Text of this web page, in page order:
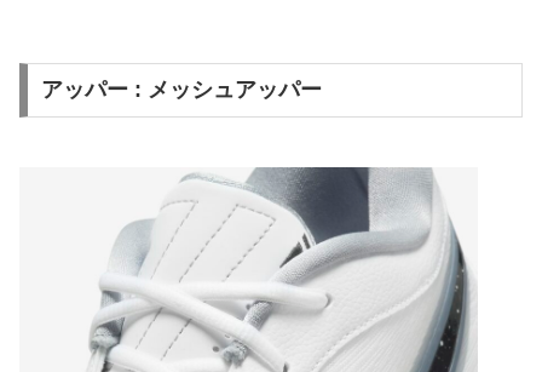
アッパー : メッシュアッパー